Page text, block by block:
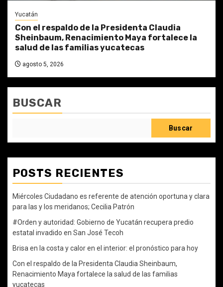
Yucatán
Con el respaldo de la Presidenta Claudia
Sheinbaum, Renacimiento Maya fortalece la
salud de las familias yucatecas
agosto 5, 2026
BUSCAR
Buscar
POSTS RECIENTES
Miércoles Ciudadano es referente de atención oportuna y clara
para las y los meridanos; Cecilia Patrón
#Orden y autoridad: Gobierno de Yucatán recupera predio
estatal invadido en San José Tecoh
Brisa en la costa y calor en el interior: el pronóstico para hoy
Con el respaldo de la Presidenta Claudia Sheinbaum,
Renacimiento Maya fortalece la salud de las familias
yucatecas